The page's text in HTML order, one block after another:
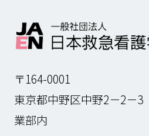
〒164-0001
東京都中野区中野2－2－3
業部内